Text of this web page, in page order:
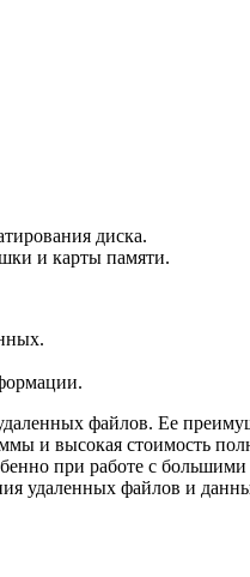
диска.
и карты памяти.
файлов. Ее
и высокая стоимость
при работе с
удаленных файлов и